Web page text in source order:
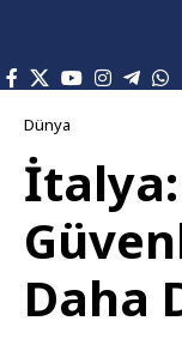
Dünya
İtalya:
Daha